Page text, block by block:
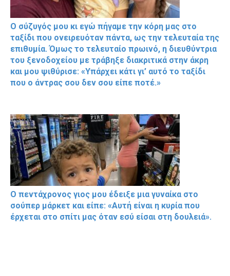
Ο σύζυγός μου κι εγώ πήγαμε την κόρη μας στο
ταξίδι που ονειρευόταν πάντα, ως την τελευταία της
επιθυμία. Όμως το τελευταίο πρωινό, η διευθύντρια
του ξενοδοχείου με τράβηξε διακριτικά στην άκρη
και μου ψιθύρισε: «Υπάρχει κάτι γι’ αυτό το ταξίδι
που ο άντρας σου δεν σου είπε ποτέ.»
Ο πεντάχρονος γιος μου έδειξε μια γυναίκα στο
σούπερ μάρκετ και είπε: «Αυτή είναι η κυρία που
έρχεται στο σπίτι μας όταν εσύ είσαι στη δουλειά».